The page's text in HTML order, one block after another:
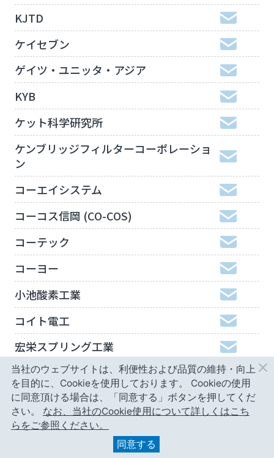
KJTD
ケイセブン
ゲイツ・ユニッタ・アジア
KYB
ケット科学研究所
ケンブリッジフィルターコーポレーショ
ン
コーエイシステム
コーコス信岡 (CO-COS)
コーテック
コーヨー
小池酸素工業
コイト電工
宏栄スプリング工業
工機ホールディングスジャパン
弘進ゴム
神津精機
当社のウェブサイトは、利便性および品質の維持・向上
を目的に、Cookieを使用しております。
Cookieの使用
に同意頂ける場合は、「同意する」ボタンを押してくだ
さい。
なお、当社のCookie使用について詳しくはこち
らをご参照ください。
同意する